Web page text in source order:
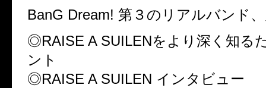
BanG Dream! 第３のリアルバンド
◎RAISE A SUILENをより深く知る
ント
◎RAISE A SUILEN インタビュー